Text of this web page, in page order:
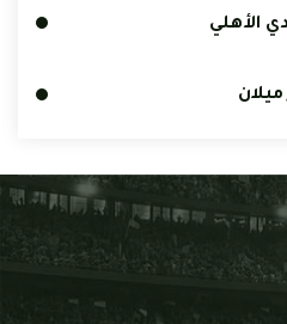
الأهلي
ميلان